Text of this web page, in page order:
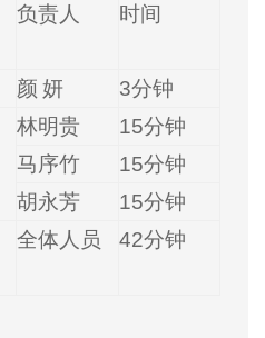
负责人 时间
颜 妍 3分钟
林明贵 15分钟
马序竹 15分钟
胡永芳 15分钟
全体人员 42分钟